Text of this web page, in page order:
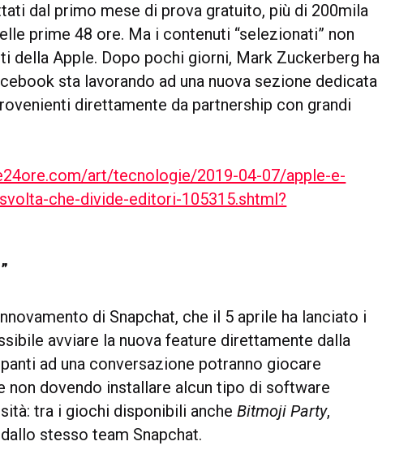
dal primo mese di prova gratuito, più di 200mila
prime 48 ore. Ma i contenuti “selezionati” non
della Apple. Dopo pochi giorni, Mark Zuckerberg ha
sta lavorando ad una nuova sezione dedicata
direttamente da partnership con grandi
art/tecnologie/2019-04-07/apple-e-
che-divide-editori-105315.shtml?
di Snapchat, che il 5 aprile ha lanciato i
avviare la nuova feature direttamente dalla
ad una conversazione potranno giocare
non dovendo installare alcun tipo di software
tra i giochi disponibili ancheBitmoji Party,
stesso team Snapchat.